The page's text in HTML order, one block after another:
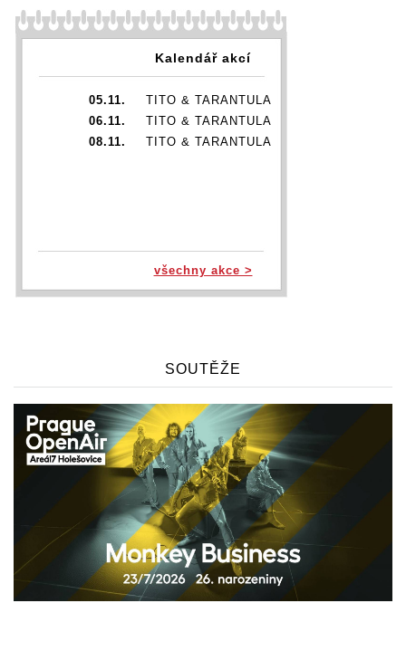
Kalendář akcí
05.11.
TITO & TARANTULA
06.11.
TITO & TARANTULA
08.11.
TITO & TARANTULA
všechny akce >
SOUTĚŽE